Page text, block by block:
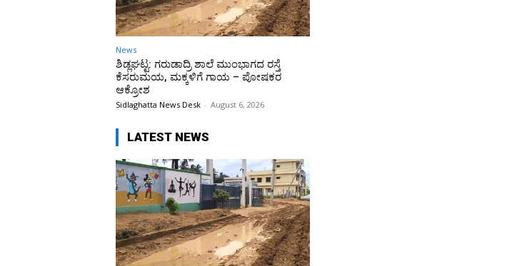
News
ಶಿಡ್ಲಘಟ್ಟ: ಗರುಡಾದ್ರಿ ಶಾಲೆ ಮುಂಭಾಗದ ರಸ್ತೆ
ಕೆಸರುಮಯ, ಮಕ್ಕಳಿಗೆ ಗಾಯ – ಪೋಷಕರ
ಆಕ್ರೋಶ
Sidlaghatta News Desk - August 6, 2026
LATEST NEWS